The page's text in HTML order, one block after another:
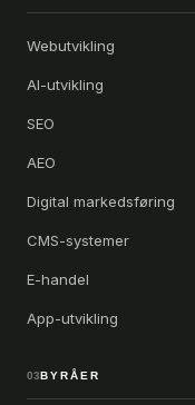
Webutvikling
AI-utvikling
SEO
AEO
Digital markedsføring
CMS-systemer
E-handel
App-utvikling
03 BYRÅER